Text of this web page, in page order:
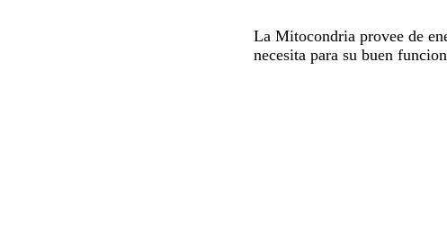
La Mitocondria provee de
necesita para su buen